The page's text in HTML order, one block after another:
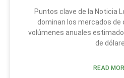
Puntos clave de la Noticia
dominan los mercados de
volúmenes anuales
de
READ